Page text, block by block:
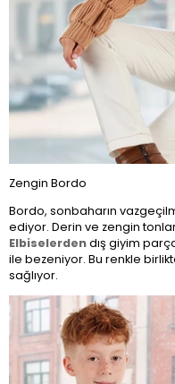
Zengin Bordo
Bordo, sonbaharın
ediyor. Derin ve zengin
Elbiselerdendış giyim
ile bezeniyor. Bu renkle
sağlıyor.